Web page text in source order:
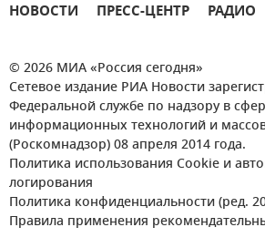
НОВОСТИ ПРЕСС-ЦЕНТР РАДИО
© 2026 МИА «Россия сегодня»
Сетевое издание РИА Новости
Федеральной службе по надзору в
информационных технологий и
(Роскомнадзор) 08 апреля 2014 года.
Политика использования Cookie и
логирования
Политика конфиденциальности (ред.
Правила применения